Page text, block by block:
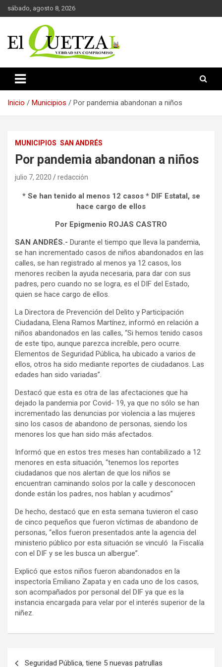
Saltar
al
sábado, agosto 8, 2026
El Quetzal de Cholula
Inicio Municipios Por pandemia abandonan a niños
MUNICIPIOS SAN ANDRÉS
Por pandemia abandonan a niños
julio 7, 2020 redacción
* Se han tenido al menos 12 casos * DIF Estatal, se
hace cargo de ellos
Por Epigmenio ROJAS CASTRO
SAN ANDRÉS.- Durante el tiempo que lleva la pandemia,
se han incrementado casos de niños abandonados en las
calles, se han registrado al menos ya 12 casos, los
menores reciben la ayuda necesaria, para dar con sus
padres, pero cuando no se logra, es el DIF del Estado,
quien se hace cargo de ellos.
La Directora de Prevención del Delito y Participación
Ciudadana, Elena Ramos Martínez, informó en relación a
niños abandonados en las calles, “Si hemos tenido casos
de este tipo, aunque parezca increíble, pero ocurre.
Elementos de Seguridad Pública, ha ubicado a varios de
ellos, otros ha sido mediante reportes de ciudadanos. Las
edades han sido variadas”.
Destacó que esta es otra de las afectaciones que ha
dejado la pandemia por Covid- 19, ya que no sólo se han
incrementado las denuncias por violencia a las mujeres
sino los casos de abandono de personas, siendo los
menores los que han sido más afectados.
Informó que en estos tres meses han contabilizado a 12
menores en esta situación, “tenemos los reportes
ciudadanos que nos alertan de que los niños se
encuentran caminando solos por la calle y desconocen
donde están los padres, nos hablan y acudimos”
De hecho, destacó que en esta semana tuvieron el caso
de cinco pequeños que fueron víctimas de abandono de
personas, “ellos fueron presentados ante la agencia del
ministerio público por esta situación se vinculó la Fiscalía
con el DIF y se les busca un albergue”.
Explicó que estos niños fueron abandonados en la
inspectoría Emiliano Zapata y en cada uno de los casos,
son acompañados por personal del DIF ya que es la
instancia encargada para velar por el interés superior de la
niñez.
Seguridad Pública, tiene 5 nuevas patrullas